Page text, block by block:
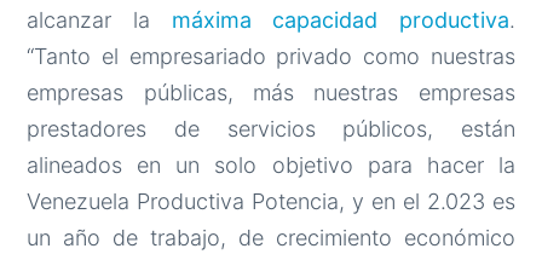
alcanzar la máxima capacidad productiva.
“Tanto el empresariado privado como nuestras
empresas públicas, más nuestras empresas
prestadores de servicios públicos, están
alineados en un solo objetivo para hacer la
Venezuela Productiva Potencia, y en el 2.023 es
un año de trabajo, de crecimiento económico